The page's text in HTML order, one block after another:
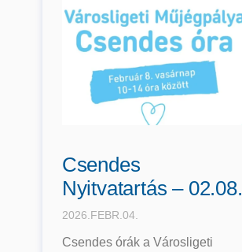
Csendes
Nyitvatartás – 02.08.
2026.FEBR.04.
Csendes órák a Városligeti